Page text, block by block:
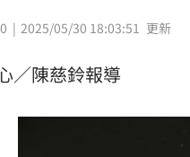
彩頭獎2億 8／6開獎號
10停水11小時 近10萬戶
裸露戲拚了 戒酒半年狂操
2025/05/30 18:03:51 更新
／陳慈鈴報導